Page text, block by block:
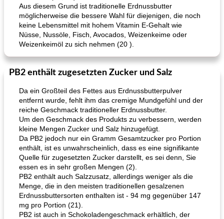
Aus diesem Grund ist traditionelle Erdnussbutter
möglicherweise die bessere Wahl für diejenigen, die noch
keine Lebensmittel mit hohem Vitamin E-Gehalt wie
Nüsse, Nussöle, Fisch, Avocados, Weizenkeime oder
Weizenkeimöl zu sich nehmen (20 ).
PB2 enthält zugesetzten Zucker und Salz
Da ein Großteil des Fettes aus Erdnussbutterpulver
entfernt wurde, fehlt ihm das cremige Mundgefühl und der
reiche Geschmack traditioneller Erdnussbutter.
Um den Geschmack des Produkts zu verbessern, werden
kleine Mengen Zucker und Salz hinzugefügt.
Da PB2 jedoch nur ein Gramm Gesamtzucker pro Portion
enthält, ist es unwahrscheinlich, dass es eine signifikante
Quelle für zugesetzten Zucker darstellt, es sei denn, Sie
essen es in sehr großen Mengen (2).
PB2 enthält auch Salzzusatz, allerdings weniger als die
Menge, die in den meisten traditionellen gesalzenen
Erdnussbuttersorten enthalten ist - 94 mg gegenüber 147
mg pro Portion (21).
PB2 ist auch in Schokoladengeschmack erhältlich, der